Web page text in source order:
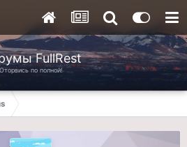
FullRest
Оторвись по полной!